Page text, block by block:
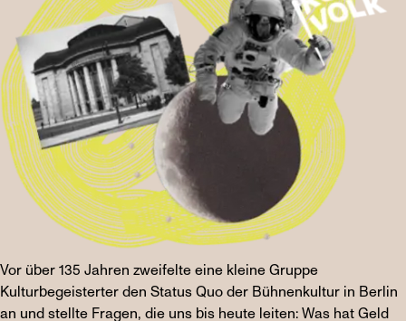
Vor über 135 Jahren zweifelte eine kleine Gruppe
Kulturbegeisterter den Status Quo der Bühnenkultur in Berlin
an und stellte Fragen, die uns bis heute leiten: Was hat Geld